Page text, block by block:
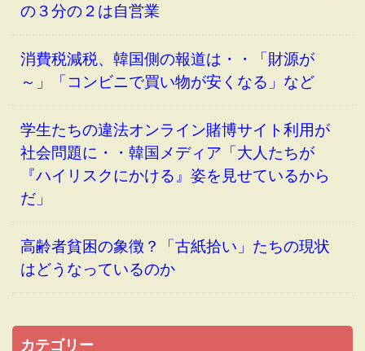
の３分の２は自営業
消費税減税、韓国側の報道は・・「財源が
～」「コンビニで買い物が安くなる」など
学生たちの違法オンライン賭博サイト利用が
社会問題に・・韓国メディア「大人たちが
『ハイリスクにかける』姿を見せているから
だ」
高齢者貧困の象徴？「古紙拾い」たちの現状
はどうなっているのか
カテゴリー